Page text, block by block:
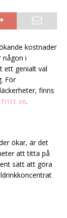
kostnader
någon i
ett genialt val
För
finns
.
ökar, är det
att titta på
sätt att göra